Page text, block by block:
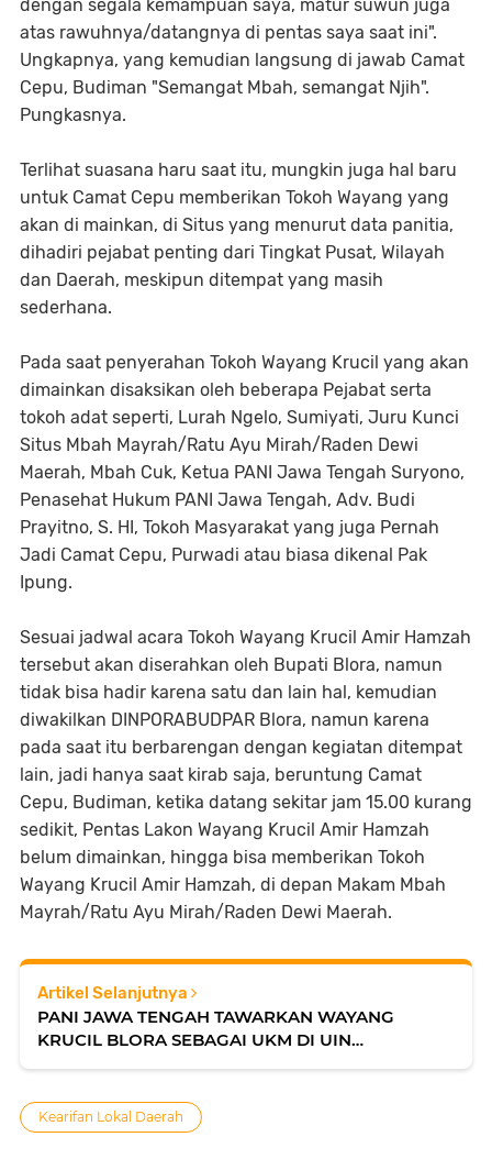
dengan segala kemampuan saya, matur suwun juga
atas rawuhnya/datangnya di pentas saya saat ini".
Ungkapnya, yang kemudian langsung di jawab Camat
Cepu, Budiman "Semangat Mbah, semangat Njih".
Pungkasnya.
Terlihat suasana haru saat itu, mungkin juga hal baru
untuk Camat Cepu memberikan Tokoh Wayang yang
akan di mainkan, di Situs yang menurut data panitia,
dihadiri pejabat penting dari Tingkat Pusat, Wilayah
dan Daerah, meskipun ditempat yang masih
sederhana.
Pada saat penyerahan Tokoh Wayang Krucil yang akan
dimainkan disaksikan oleh beberapa Pejabat serta
tokoh adat seperti, Lurah Ngelo, Sumiyati, Juru Kunci
Situs Mbah Mayrah/Ratu Ayu Mirah/Raden Dewi
Maerah, Mbah Cuk, Ketua PANI Jawa Tengah Suryono,
Penasehat Hukum PANI Jawa Tengah, Adv. Budi
Prayitno, S. HI, Tokoh Masyarakat yang juga Pernah
Jadi Camat Cepu, Purwadi atau biasa dikenal Pak
Ipung.
Sesuai jadwal acara Tokoh Wayang Krucil Amir Hamzah
tersebut akan diserahkan oleh Bupati Blora, namun
tidak bisa hadir karena satu dan lain hal, kemudian
diwakilkan DINPORABUDPAR Blora, namun karena
pada saat itu berbarengan dengan kegiatan ditempat
lain, jadi hanya saat kirab saja, beruntung Camat
Cepu, Budiman, ketika datang sekitar jam 15.00 kurang
sedikit, Pentas Lakon Wayang Krucil Amir Hamzah
belum dimainkan, hingga bisa memberikan Tokoh
Wayang Krucil Amir Hamzah, di depan Makam Mbah
Mayrah/Ratu Ayu Mirah/Raden Dewi Maerah.
Artikel Selanjutnya
PANI JAWA TENGAH TAWARKAN WAYANG
KRUCIL BLORA SEBAGAI UKM DI UIN
Kearifan Lokal Daerah